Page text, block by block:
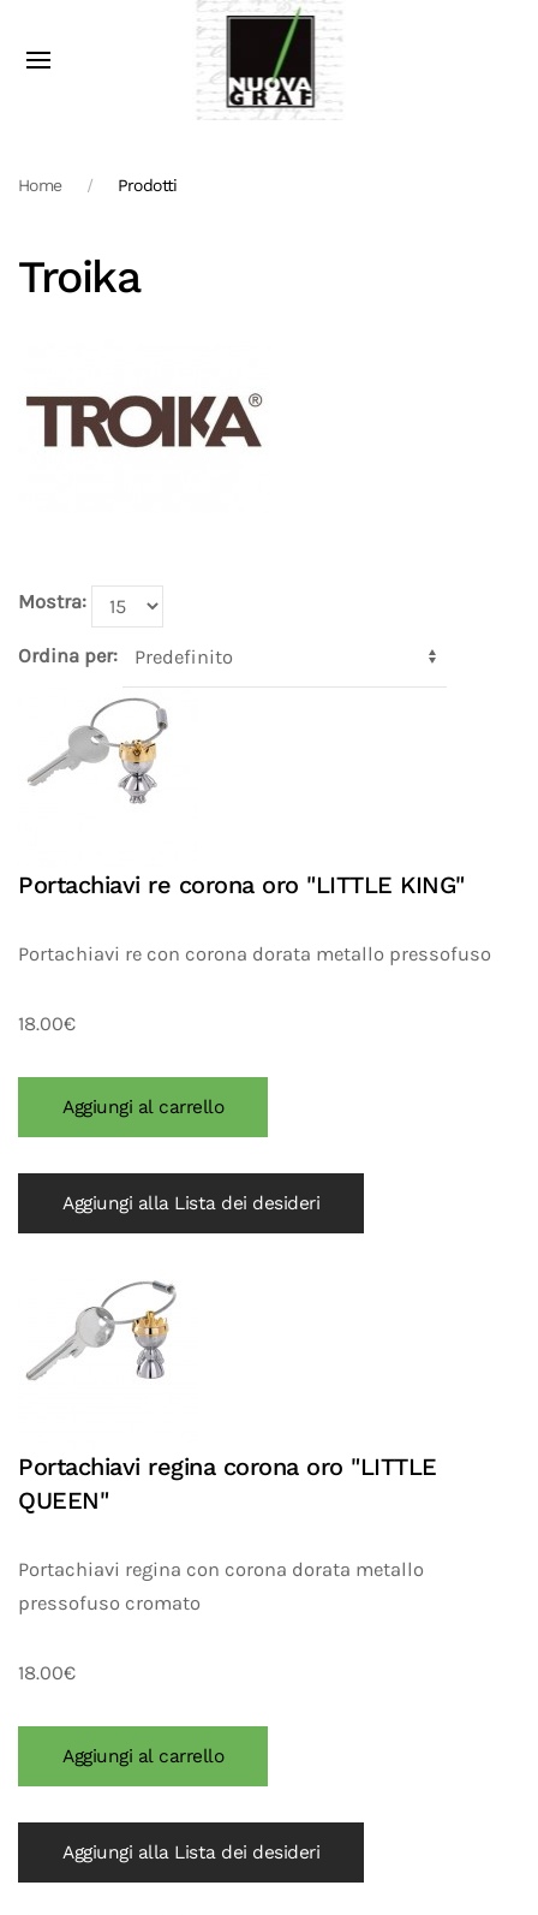
Home Prodotti
Troika
Mostra:
Ordina per:
Portachiavi re corona oro "LITTLE KING"
Portachiavi re con corona dorata metallo pressofuso
18.00€
Aggiungi alla Lista dei desideri
Portachiavi regina corona oro "LITTLE
QUEEN"
Portachiavi regina con corona dorata metallo
pressofuso cromato
18.00€
Aggiungi alla Lista dei desideri